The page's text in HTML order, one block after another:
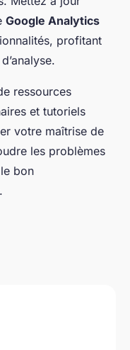
Google Analytics
profitant
ressources
et tutoriels
votre maîtrise de
les problèmes
bon